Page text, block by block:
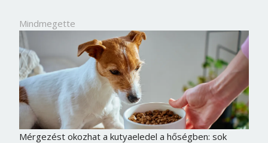
Mindmegette
Mérgezést okozhat a kutyaeledel a hőségben: sok